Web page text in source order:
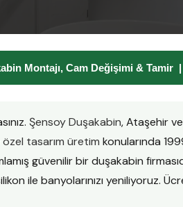
Montajı, Cam Değişimi & Tamir |
Şensoy Duşakabin, Ataşehir
özel tasarım üretim konularında
güvenilir bir duşakabin
ile banyolarınızı yeniliyoruz.